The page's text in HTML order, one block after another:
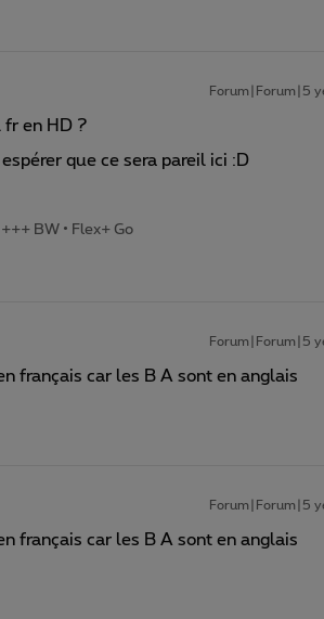
Forum|Forum|5
fr en HD ?
que ce sera pareil ici :D
BW • Flex+ Go
Forum|Forum|5
français car les B A sont en anglais
Forum|Forum|5
français car les B A sont en anglais